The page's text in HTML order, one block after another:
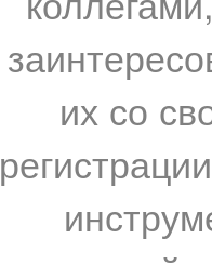
их со